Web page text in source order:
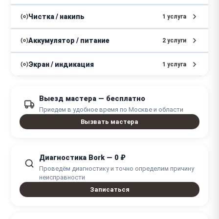
Ремонт кнопки
1 час
от 500 ₽
Чистка / накипь 1 услуга
Чистка от накипи
2 - 4 часа
от 800 ₽
Аккумулятор / питание 2 услуги
Устранение проблем с контактами
1 - 2 часа
от 500 ₽
Замена шнура питания
1 час
Экран / индикация 1 услуга
1 - 2 часаВыезд мастера — бесплатно
Приедем в удобное время по Москве и области
Вызвать мастера
Диагностика Bork — 0 ₽
Проведём диагностику и точно определим причину
неисправности
Записаться